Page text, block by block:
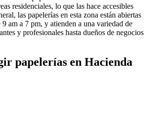
residenciales, lo que las hace accesibles
las papelerías en esta zona están abiertas
9 am a 7 pm, y atienden a una variedad de
y profesionales hasta dueños de negocios
papelerías en Hacienda